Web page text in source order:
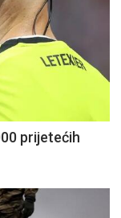
prijetećih